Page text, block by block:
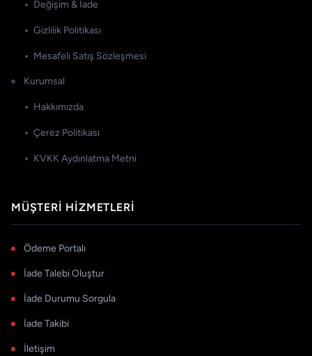
Değişim & İade
Gizlilik Politikası
Mesafeli Satış Sözleşmesi
Kurumsal
Hakkımızda
Çerez Politikası
KVKK Aydınlatma Metni
MÜŞTERI HIZMETLERI
Ödeme Portalı
İade Talebi Oluştur
İade Durumu Sorgula
İade Takibi
İletişim